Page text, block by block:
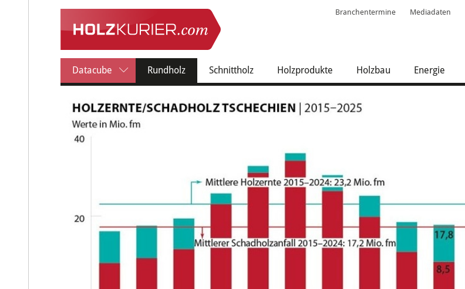
Branchentermine Mediadaten
Datacube Rundholz(current)Schnittholz Holzprodukte Holzbau Energie